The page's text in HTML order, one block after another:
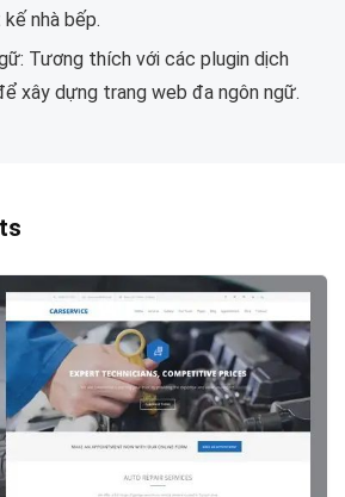
nhà bếp.
Tương thích với các plugin dịch
xây dựng trang web đa ngôn ngữ.